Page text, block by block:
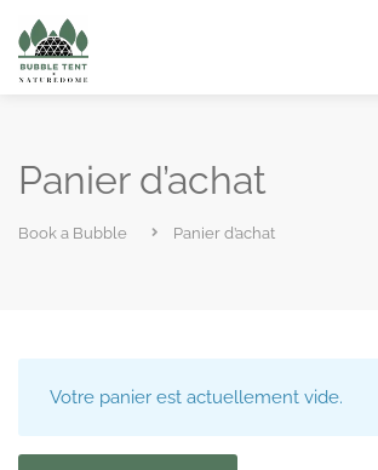
Panier d’achat
Book a Bubble Panier d’achat
Votre panier est actuellement vide.